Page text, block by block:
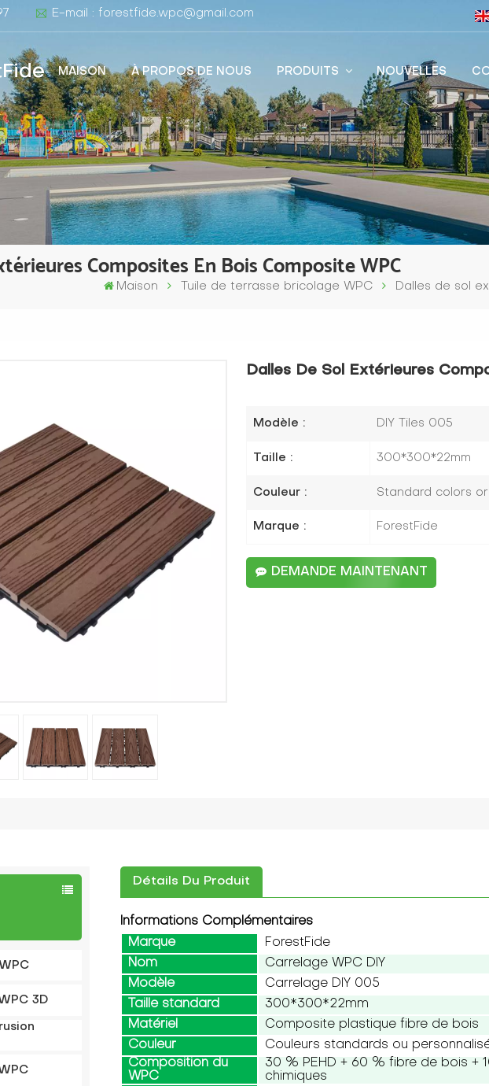
E-mail : forestfide.wpc@gmail.com
MAISON À PROPOS DE NOUS PRODUITS NOUVELLES
Composites En Bois Composite WPC
Maison Tuile de terrasse bricolage WPC Dalles de sol
Dalles De Sol Extérieures
Modèle : DIY Tiles 005
Taille : 300*300*22mm
Couleur : Standard colors
Marque : ForestFide
DEMANDE MAINTENANT
3D
Détails Du Produit
Informations Complémentaires
Marque
ForestFide
Nom
Carrelage WPC DIY
Modèle
Carrelage DIY 005
Taille standard
300*300*22mm
Matériel
Composite plastique fibre de bois
Couleur
Couleurs standards ou
Composition du
WPC
30 % PEHD + 60 % fibre de bois +
chimiques